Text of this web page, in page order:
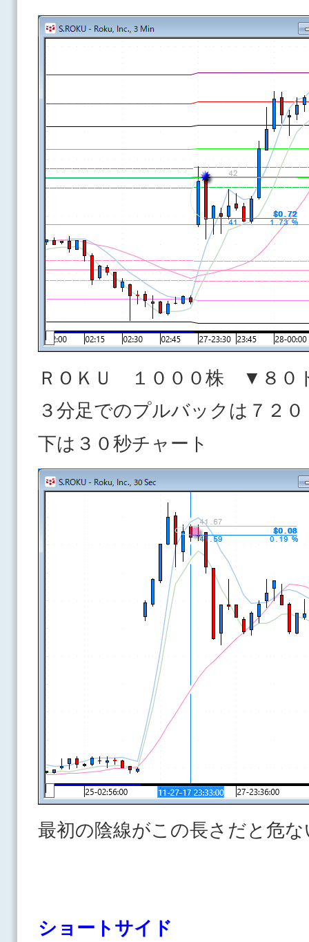
ＲＯＫＵ １０００株 ▼８０
３分足でのプルバックは７２
下は３０秒チャート
最初の陰線がこの長さだと危
ショートサイド